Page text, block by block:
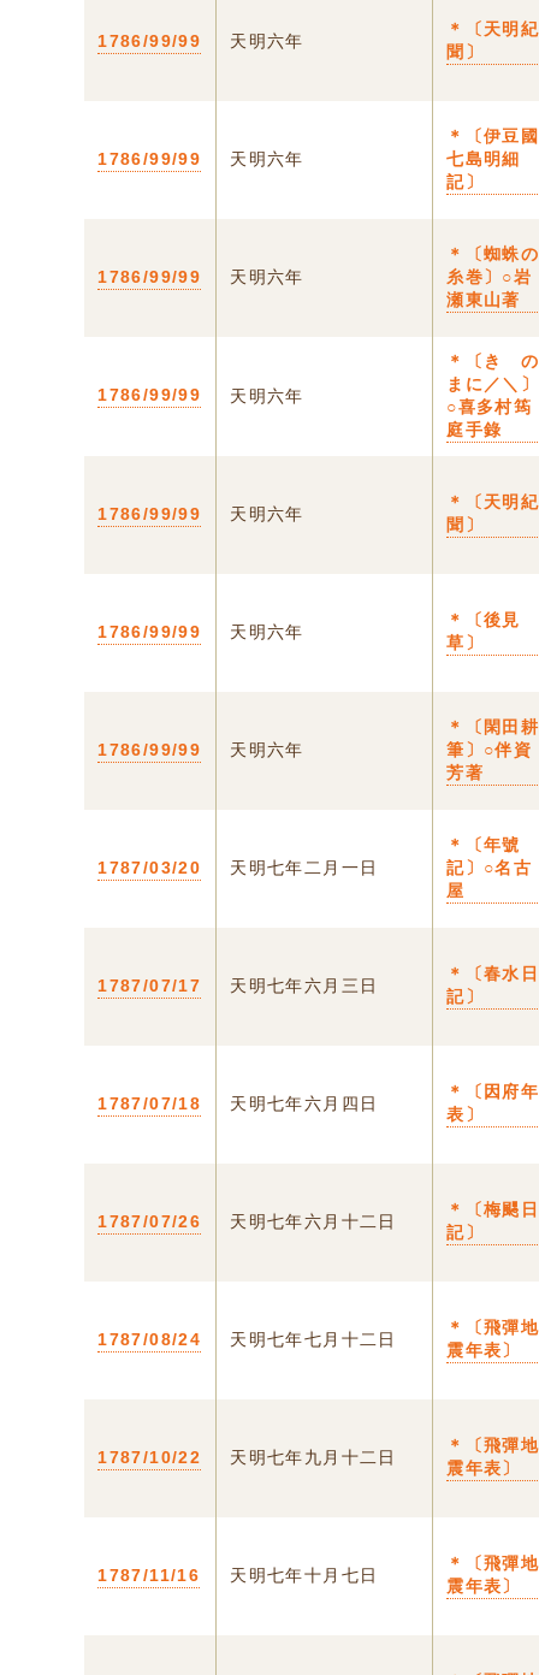
1786/99/99 天明六年
＊〔天明紀
聞〕
1786/99/99 天明六年
＊〔伊豆國
七島明細
記〕
1786/99/99 天明六年
＊〔蜘蛛の
糸巻〕○岩
瀬東山著
1786/99/99 天明六年
＊〔きゝの
まに／＼〕
○喜多村筠
庭手錄
1786/99/99 天明六年
＊〔天明紀
聞〕
1786/99/99 天明六年
＊〔後見
草〕
1786/99/99 天明六年
＊〔閑田耕
筆〕○伴資
芳著
1787/03/20 天明七年二月一日
＊〔年號
記〕○名古
屋
1787/07/17 天明七年六月三日
＊〔春水日
記〕
1787/07/18 天明七年六月四日
＊〔因府年
表〕
1787/07/26 天明七年六月十二日
＊〔梅颸日
記〕
1787/08/24 天明七年七月十二日
＊〔飛彈地
震年表〕
1787/10/22 天明七年九月十二日
＊〔飛彈地
震年表〕
1787/11/16 天明七年十月七日
＊〔飛彈地
震年表〕